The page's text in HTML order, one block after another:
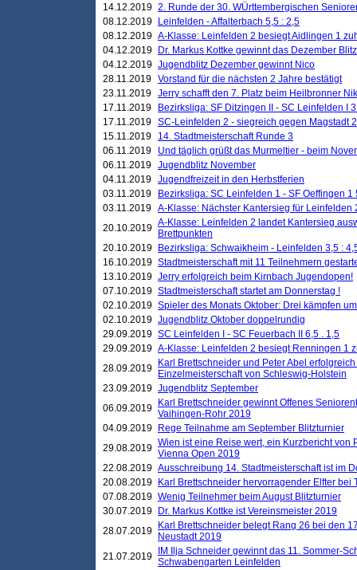
14.12.2019 2. Runde der 30. WÜrttembergischen
08.12.2019
Leinfelden - Affalterbach 5,5 : 2,5
08.12.2019 A-Klasse: Leinfelden 2 besiegt Aidlingen 1
04.12.2019
Dr. Markus Kottke gewinnt das Dezember
04.12.2019 Jugendblitz Dezember gewinnt Nico
28.11.2019 Vorstand für die nächsten 2 Jahre bestätigt
23.11.2019 Jerry schafft den 7. Platz beim Heilbronner
17.11.2019
Bezirksliga: SF Ditzingen II - SC Leinfelden I
17.11.2019 SC-Leinfelden 2 - siegreich gegen Magstadt 2
15.11.2019
14. Stadtmeisterschaft Runde 3
06.11.2019
Und täglich grüßt das Murmeltier - beim
06.11.2019 Jugendblitz November
04.11.2019 Jugendfreizeit in den Herbstferien
03.11.2019
Bezirksliga: SC Leinfelden 1 - SF Oeffingen 1
03.11.2019 A-Klasse: Nächster Kantersieg für Leinfelden
20.10.2019 A-Klasse: Leinfelden 2 landet Kantersieg
Brettpunkten
20.10.2019
Bezirksliga: Schwaikheim - Leinfelden 3,5 :
16.10.2019 Stadtmeisterschaft mit 11 Teilnehmern
13.10.2019 Jerry erfolgreich beim Kirnbach Jugendopen!
07.10.2019 Stadtmeisterschaft startet am Donnerstag !
02.10.2019 Spieler des Monats Oktober: Drei kämpfen
02.10.2019 Jugendblitz Oktober doppelrundig
29.09.2019 SC Leinfelden I - SC Feuerbach II 6,5 . 1,5
29.09.2019 A-Klasse: Leinfelden 2 besiegt Renningen 1
28.09.2019
Karl Brettschneider und Peter Abel
Einzelmeisterschaft von Schleswig-Holstein
23.09.2019 Jugendblitz September
06.09.2019
Karl Brettschneider gewinnt Offenes
Vaihingen-Rohr 2019
04.09.2019
Rege Teilnahme am September Blitzturnier
29.08.2019 Wien ist eine Reise wert, ein Kurzbericht von
Vienna Open 2019
22.08.2019 Ausschreibung 14. Stadtmeisterschaft ist im
20.08.2019
Karl Brettschneider hervorragender Elfter bei
07.08.2019 Wenig Teilnehmer beim August Blitzturnier
30.07.2019
Dr. Markus Kottke ist Vereinsmeister 2019
28.07.2019
Karl Brettschneider belegt Rang 26 bei den
Neustadt 2019
21.07.2019
IM Ilja Schneider gewinnt das 11. Sommer-
Schwabengarten Leinfelden